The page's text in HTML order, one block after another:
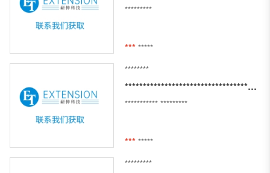
*********
*** *****
********
****************************************************
*********** *********
*** *****
*********